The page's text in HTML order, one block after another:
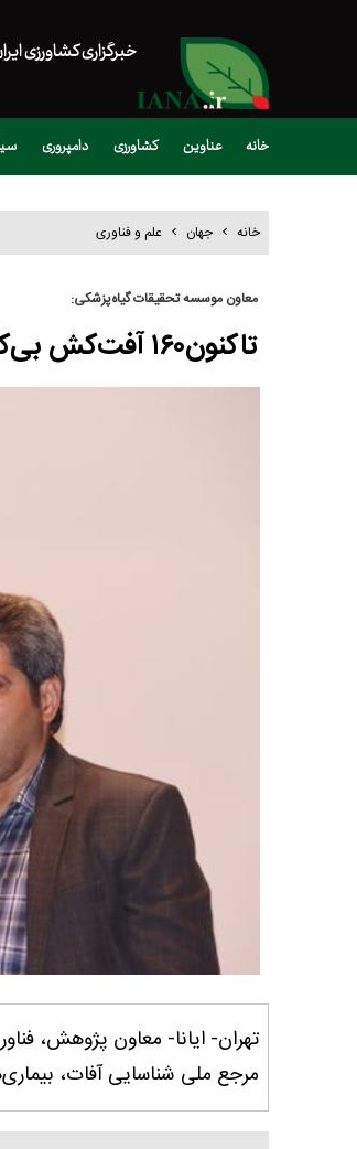
خبرگزاری کشاورزی
خانه عناوین کشاورزی دامپروری
خانه جهان علم و فناوری
معاون موسسه تحقیقات گیاه‌پزشکی:
تاکنون۱۶۰ آفت‌کش بی‌کیفیت از چرخه مصرف حذف شده است
تهران- ایانا- معاون پژوهش،
مرجع ملی شناسایی آفات،